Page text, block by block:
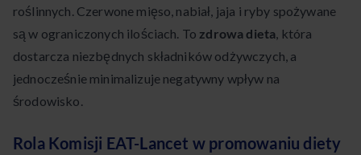
roślinnych. Czerwone mięso, nabiał, jaja i ryby spożywane
są w ograniczonych ilościach. To zdrowa dieta, która
dostarcza niezbędnych składników odżywczych, a
jednocześnie minimalizuje negatywny wpływ na
środowisko.
Rola Komisji EAT-Lancet w promowaniu diety